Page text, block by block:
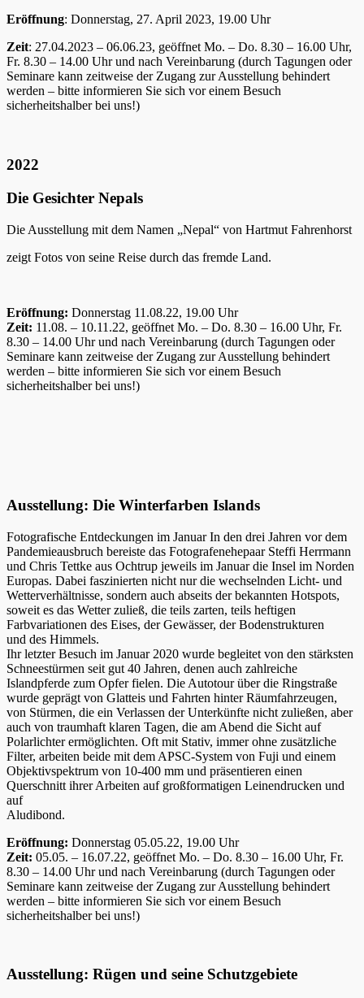
Eröffnung: Donnerstag, 27. April 2023, 19.00 Uhr
Zeit: 27.04.2023 – 06.06.23, geöffnet Mo. – Do. 8.30 – 16.00 Uhr,
Fr. 8.30 – 14.00 Uhr und nach Vereinbarung (durch Tagungen oder
Seminare kann zeitweise der Zugang zur Ausstellung behindert
werden – bitte informieren Sie sich vor einem Besuch
sicherheitshalber bei uns!)
2022
Die Gesichter Nepals
Die Ausstellung mit dem Namen „Nepal“ von Hartmut Fahrenhorst
zeigt Fotos von seine Reise durch das fremde Land.
Eröffnung: Donnerstag 11.08.22, 19.00 Uhr
Zeit: 11.08. – 10.11.22, geöffnet Mo. – Do. 8.30 – 16.00 Uhr, Fr.
8.30 – 14.00 Uhr und nach Vereinbarung (durch Tagungen oder
Seminare kann zeitweise der Zugang zur Ausstellung behindert
werden – bitte informieren Sie sich vor einem Besuch
sicherheitshalber bei uns!)
Ausstellung: Die Winterfarben Islands
Fotografische Entdeckungen im Januar In den drei Jahren vor dem
Pandemieausbruch bereiste das Fotografenehepaar Steffi Herrmann
und Chris Tettke aus Ochtrup jeweils im Januar die Insel im Norden
Europas. Dabei faszinierten nicht nur die wechselnden Licht- und
Wetterverhältnisse, sondern auch abseits der bekannten Hotspots,
soweit es das Wetter zuließ, die teils zarten, teils heftigen
Farbvariationen des Eises, der Gewässer, der Bodenstrukturen
und des Himmels.
Ihr letzter Besuch im Januar 2020 wurde begleitet von den stärksten
Schneestürmen seit gut 40 Jahren, denen auch zahlreiche
Islandpferde zum Opfer fielen. Die Autotour über die Ringstraße
wurde geprägt von Glatteis und Fahrten hinter Räumfahrzeugen,
von Stürmen, die ein Verlassen der Unterkünfte nicht zuließen, aber
auch von traumhaft klaren Tagen, die am Abend die Sicht auf
Polarlichter ermöglichten. Oft mit Stativ, immer ohne zusätzliche
Filter, arbeiten beide mit dem APSC-System von Fuji und einem
Objektivspektrum von 10-400 mm und präsentieren einen
Querschnitt ihrer Arbeiten auf großformatigen Leinendrucken und
auf
Aludibond.
Eröffnung: Donnerstag 05.05.22, 19.00 Uhr
Zeit: 05.05. – 16.07.22, geöffnet Mo. – Do. 8.30 – 16.00 Uhr, Fr.
8.30 – 14.00 Uhr und nach Vereinbarung (durch Tagungen oder
Seminare kann zeitweise der Zugang zur Ausstellung behindert
werden – bitte informieren Sie sich vor einem Besuch
sicherheitshalber bei uns!)
Ausstellung: Rügen und seine Schutzgebiete